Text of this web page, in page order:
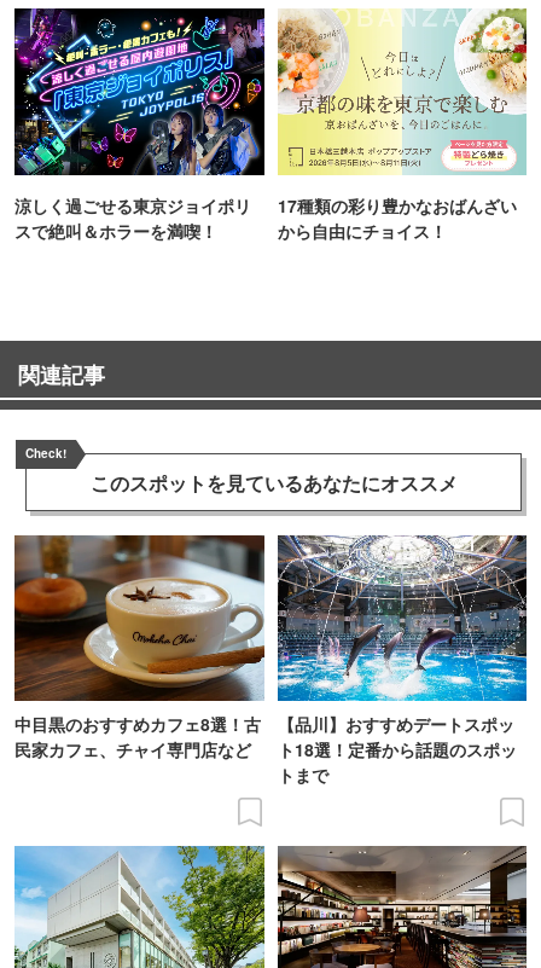
涼しく過ごせる東京ジョイポリ
スで絶叫＆ホラーを満喫！
17種類の彩り豊かなおばんざい
から自由にチョイス！
関連記事
Check!
このスポットを見ているあなたにオススメ
中目黒のおすすめカフェ8選！古
民家カフェ、チャイ専門店など
【品川】おすすめデートスポッ
ト18選！定番から話題のスポッ
トまで